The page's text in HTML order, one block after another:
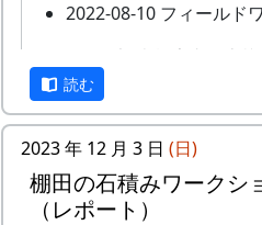
2022-08-10 フィールド
このたび、調査報告書が上梓
念して、現地である岩座神に
告会が開催されます。
あわせて、2023年に岩座神
農業の面から調査をおこなっ
大学来栖氏の研究発表も行な
読む
2023 年 12 月 3 日 (日)
棚田の石積みワークシ
（レポート）